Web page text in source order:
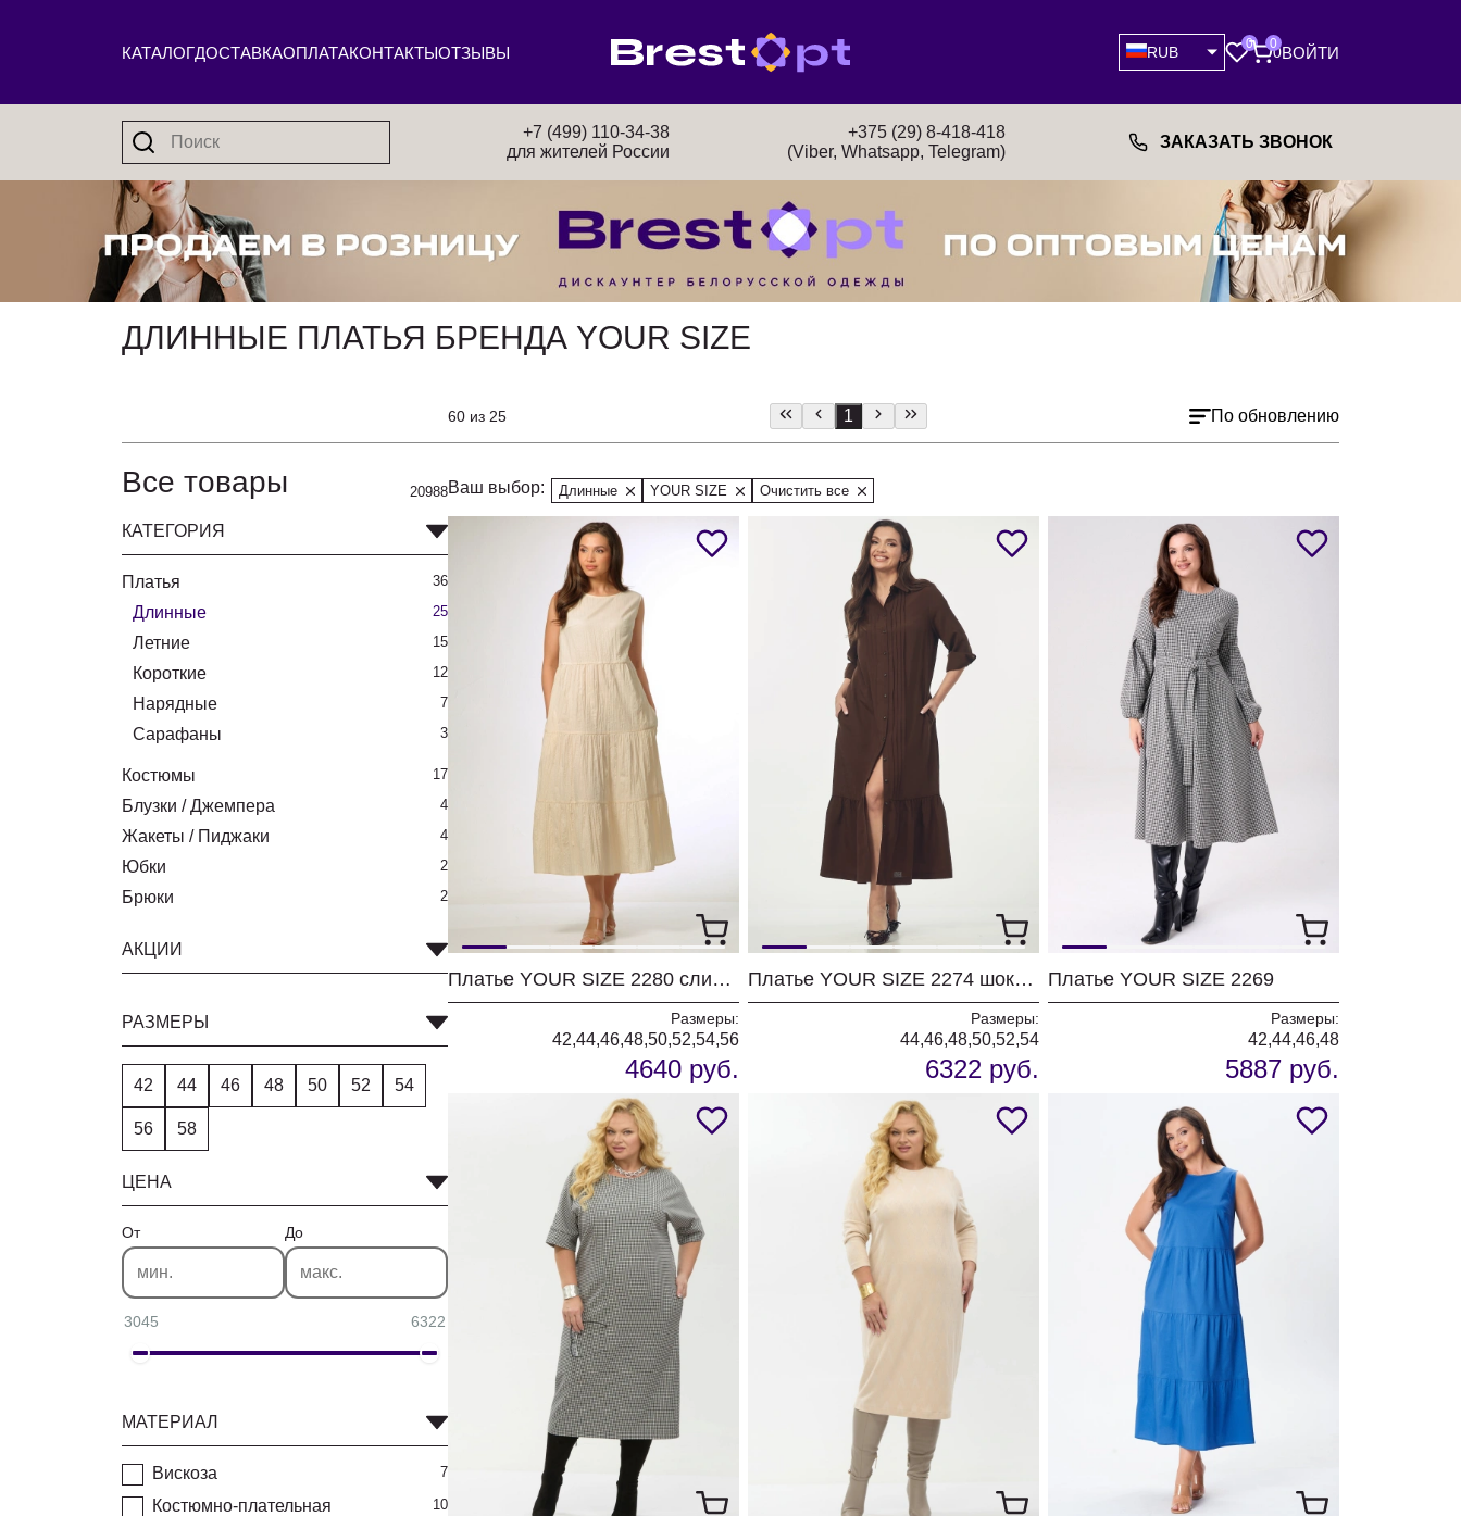
КАТАЛОГДОСТАВКАОПЛАТАКОНТАКТЫОТЗЫВЫ RUB
0 0
0ВОЙТИ
+7 (499) 110-34-38
для жителей России
+375 (29) 8-418-418
(Viber, Whatsapp, Telegram)
ЗАКАЗАТЬ ЗВОНОК
ДЛИННЫЕ ПЛАТЬЯ БРЕНДА YOUR SIZE
60 из 25 По обновлению
1
Все товары 20988
КАТЕГОРИЯ
Платья 36
Длинные 25
Летние 15
Короткие 12
Нарядные 7
Сарафаны 3
Костюмы 17
Блузки / Джемпера 4
Жакеты / Пиджаки 4
Юбки 2
Брюки 2
АКЦИИ
РАЗМЕРЫ
42 44 46 48 50 52 54
56 58
ЦЕНА
От До
3045 6322
МАТЕРИАЛ
Вискоза 7
Костюмно-плательная 10
Ваш выбор: Длинные YOUR SIZE Очистить все
Платье YOUR SIZE 2280 сливочно-кремовый
Размеры:
42,44,46,48,50,52,54,56
4640 руб.
Платье YOUR SIZE 2274 шоколадно-коричневый
Размеры:
44,46,48,50,52,54
6322 руб.
Платье YOUR SIZE 2269
Размеры:
42,44,46,48
5887 руб.